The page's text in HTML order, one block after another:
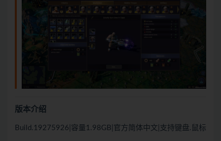
版本介绍
Build.19275926|容量1.98GB|官方简体中文|支持键盘.鼠标